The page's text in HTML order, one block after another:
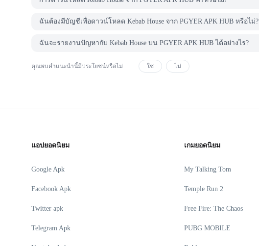
ฉันต้องมีบัญชีเพื่อดาวน์โหลด Kebab House จาก PGYER APK HUB หรือไม่?
ฉันจะรายงานปัญหากับ Kebab House บน PGYER APK HUB ได้อย่างไร?
คุณพบคำแนะนำนี้มีประโยชน์หรือไม่ ใช่ ไม่
แอปยอดนิยม
Google Apk
Facebook Apk
Twitter apk
Telegram Apk
เกมยอดนิยม
My Talking Tom
Temple Run 2
Free Fire: The Chaos
PUBG MOBILE